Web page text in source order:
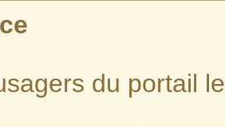
du portail